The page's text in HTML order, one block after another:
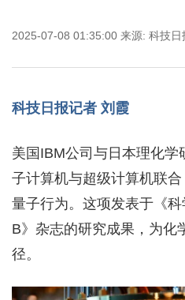
2025-07-08 01:35:00 来源: 科技日
科技日报记者 刘霞
美国IBM公司与日本理化
子计算机与超级计算机联
量子行为。这项发表于《
B》杂志的研究成果，为化
径。